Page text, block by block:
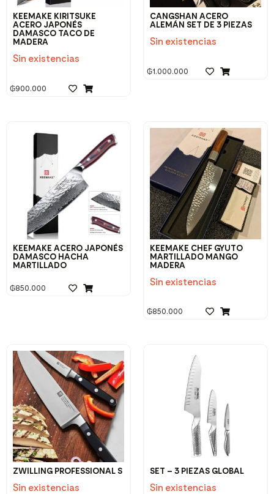
KEEMAKE KIRITSUKE
ACERO JAPONÉS
DAMASCO TACO DE
MADERA
Sin existencias
₲900.000
CANGSHAN ACERO
ALEMÁN SET DE 3 PIEZAS
Sin existencias
₲1.000.000
KEEMAKE ACERO JAPONÉS
DAMASCO HACHA
MARTILLADO
₲850.000
KEEMAKE CHEF GYUTO
MARTILLADO MANGO
MADERA
Sin existencias
₲850.000
ZWILLING PROFESSIONAL S
Sin existencias
SET – 3 PIEZAS GLOBAL
Sin existencias